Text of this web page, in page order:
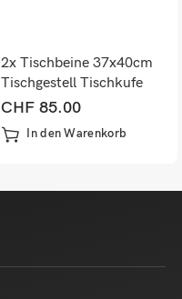
2x Tischbeine 37x40cm
Tischgestell Tischkufe
CHF 85.00
In den Warenkorb